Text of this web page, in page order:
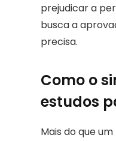
prejudicar a
busca a
precisa.
Como o
estudos
Mais do que